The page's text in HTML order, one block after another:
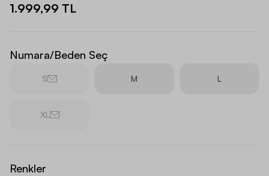
1.999,99 TL
Numara/Beden Seç
S M L
XL
Renkler